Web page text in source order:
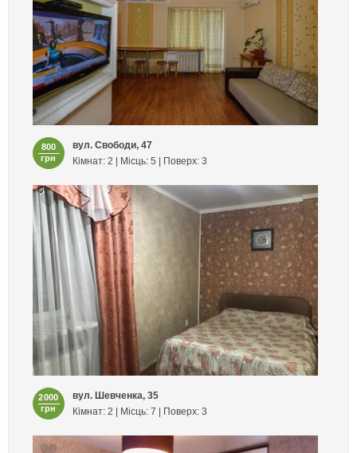
800
грн
вул. Свободи, 47
Кімнат: 2 | Місць: 5 | Поверх: 3
2000
грн
вул. Шевченка, 35
Кімнат: 2 | Місць: 7 | Поверх: 3